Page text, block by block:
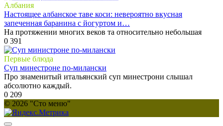
Албания
Настоящее албанское таве коси: невероятно вкусная
запеченная баранина с йогуртом и…
На протяжении многих веков та относительно небольшая
0 391
Первые блюда
Суп минестроне по-милански
Про знаменитый итальянский суп минестрони слышал
абсолютно каждый.
0 209
© 2026 "Сто меню"